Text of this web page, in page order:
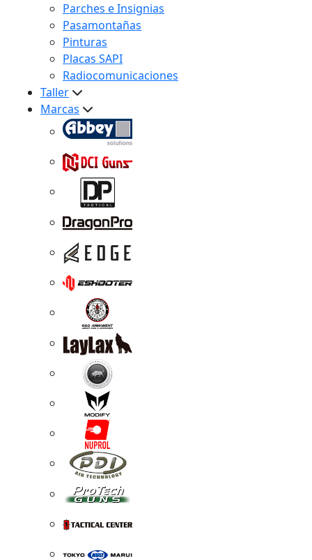
Parches e Insignias
Pasamontañas
Pinturas
Placas SAPI
Radiocomunicaciones
Taller
Marcas